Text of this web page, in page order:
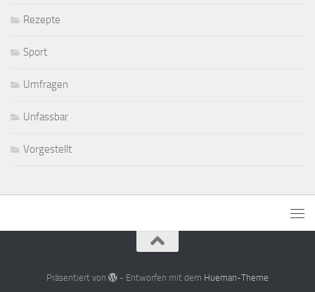
Rezepte
Sport
Umfragen
Unfassbar
Vorgestellt
Präsentiert von - Entworfen mit dem Hueman-Theme